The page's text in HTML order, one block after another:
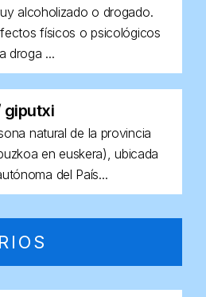
alcoholizado o drogado.
físicos o psicológicos
droga ...
giputxi
natural de la provincia
en euskera), ubicada
del País...